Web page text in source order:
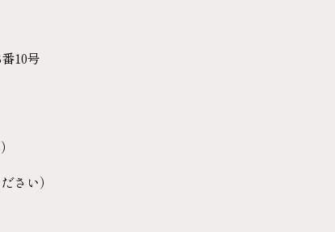
10号
さい）